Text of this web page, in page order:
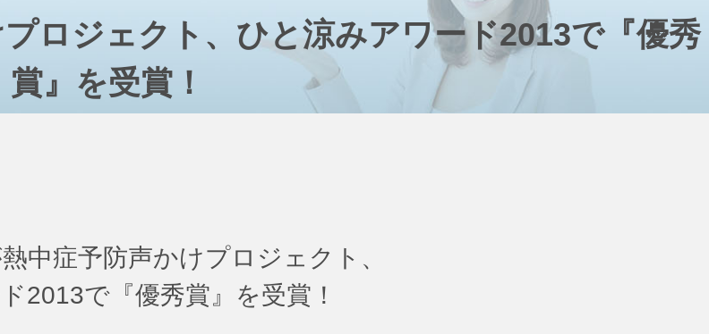
ロジェクト、ひと涼みアワード2013で『優秀
賞』を受賞！
中症予防声かけプロジェクト、
2013で『優秀賞』を受賞！